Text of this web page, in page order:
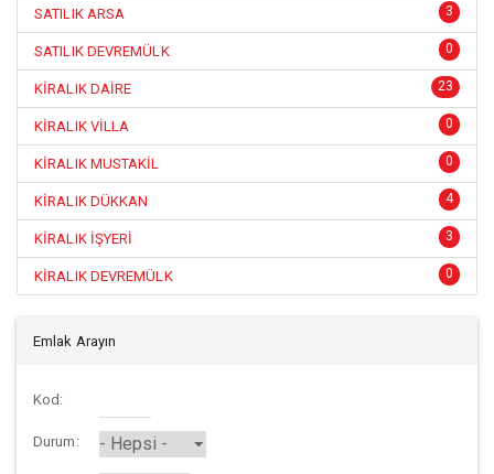
3
SATILIK ARSA
0
SATILIK DEVREMÜLK
23
KİRALIK DAİRE
0
KİRALIK VİLLA
0
KİRALIK MUSTAKİL
4
KİRALIK DÜKKAN
3
KİRALIK İŞYERİ
0
KİRALIK DEVREMÜLK
Emlak Arayın
Kod:
Durum: